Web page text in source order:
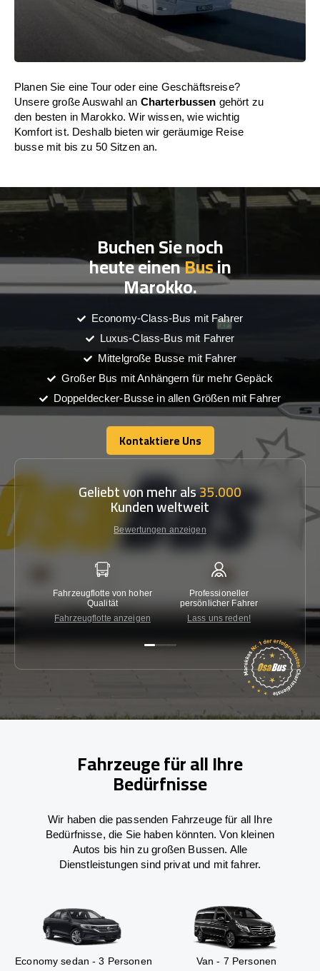
Planen Sie eine Tour oder eine Geschäftsreise?
Unsere große Auswahl an Charterbussen gehört zu
den besten in Marokko. Wir wissen, wie wichtig
Komfort ist. Deshalb bieten wir geräumige Reise
busse mit bis zu 50 Sitzen an.
Buchen Sie noch
heute einenBusin
Marokko.
Economy-Class-Bus mit Fahrer
Luxus-Class-Bus mit Fahrer
Mittelgroße Busse mit Fahrer
Großer Bus mit Anhängern für mehr Gepäck
Doppeldecker-Busse in allen Größen mit Fahrer
Kontaktiere Uns
Kontaktiere Uns
Geliebt von mehr als35.000
Kunden weltweit
Bewertungen anzeigen
Fahrzeugflotte von hoher
Qualität
Fahrzeugflotte anzeigen
Professioneller
persönlicher Fahrer
Lass uns reden!
Fahrzeuge für all Ihre
Bedürfnisse
Wir haben die passenden Fahrzeuge für all Ihre
Bedürfnisse, die Sie haben könnten. Von kleinen
Autos bis hin zu großen Bussen. Alle
Dienstleistungen sind privat und mit fahrer.
Economy sedan - 3 Personen Van - 7 Personen